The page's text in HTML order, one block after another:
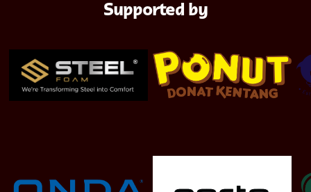
Supported by